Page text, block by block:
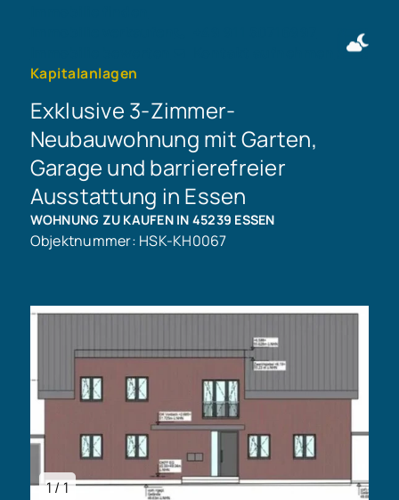
Kapitalanlagen
Exklusive 3-Zimmer-
Neubauwohnung mit Garten,
Garage und barrierefreier
Ausstattung in Essen
WOHNUNG ZU KAUFEN IN 45239 ESSEN
Objektnummer: HSK-KH0067
1 / 1